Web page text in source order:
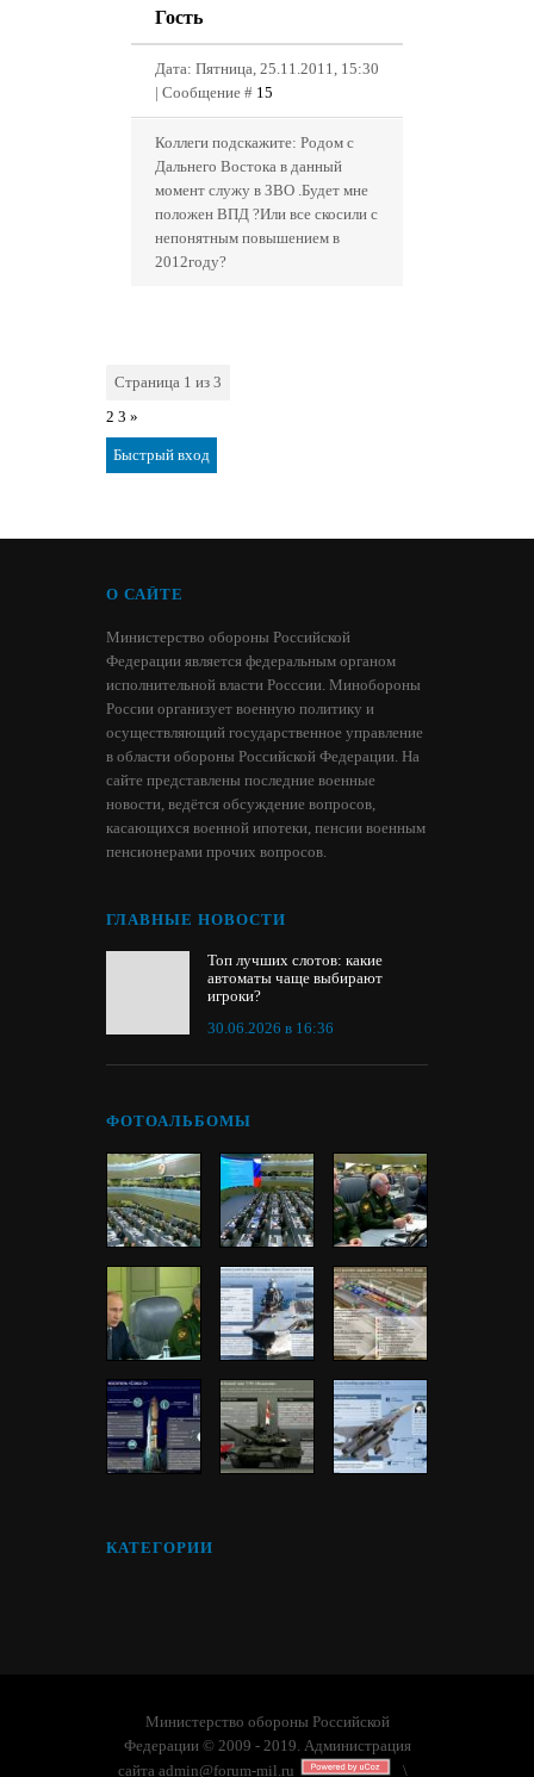
Гость
Дата: Пятница, 25.11.2011, 15:30
| Сообщение # 15
Коллеги подскажите: Родом с
Дальнего Востока в данный
момент служу в ЗВО .Будет мне
положен ВПД ?Или все скосили с
непонятным повышением в
2012году?
Страница 1 из 3
2 3 »
О САЙТЕ
Министерство обороны Российской
Федерации является федеральным органом
исполнительной власти Росссии. Минобороны
России организует военную политику и
осуществляющий государственное управление
в области обороны Российской Федерации. На
сайте представлены последние военные
новости, ведётся обсуждение вопросов,
касающихся военной ипотеки, пенсии военным
пенсионерами прочих вопросов.
ГЛАВНЫЕ НОВОСТИ
Топ лучших слотов: какие
автоматы чаще выбирают
игроки?
30.06.2026 в 16:36
ФОТОАЛЬБОМЫ
КАТЕГОРИИ
Министерство обороны Российской
Федерации © 2009 - 2019. Администрация
сайта admin@forum-mil.ru